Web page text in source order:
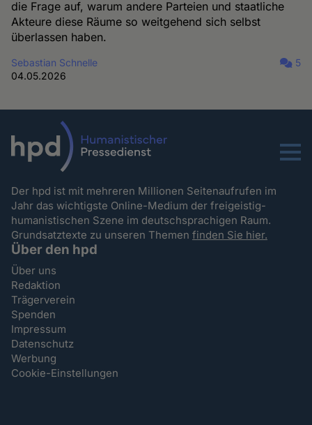
die Frage auf, warum andere Parteien und staatliche
Akteure diese Räume so weitgehend sich selbst
überlassen haben.
Sebastian Schnelle
04.05.2026
5
Menu
Der hpd ist mit mehreren Millionen Seitenaufrufen im
Jahr das wichtigste Online-Medium der freigeistig-
humanistischen Szene im deutschsprachigen Raum.
Grundsatztexte zu unseren Themenfinden Sie hier.
Über den hpd
Über uns
Redaktion
Trägerverein
Spenden
Impressum
Datenschutz
Werbung
Cookie-Einstellungen